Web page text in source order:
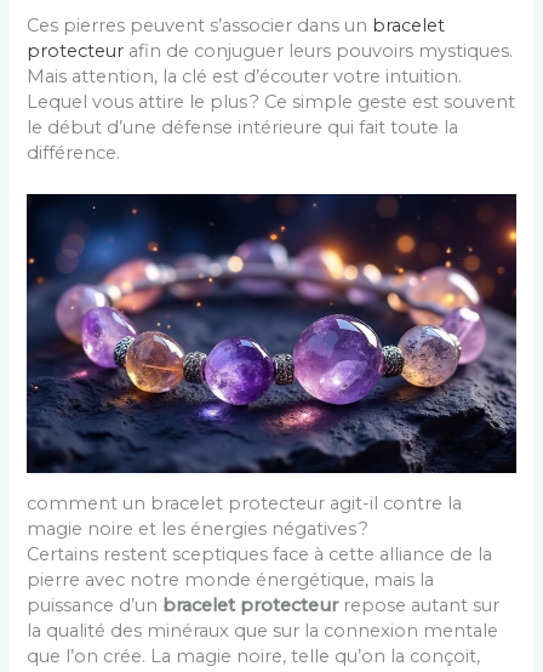
Ces pierres peuvent s’associer dans un bracelet
protecteur afin de conjuguer leurs pouvoirs mystiques.
Mais attention, la clé est d’écouter votre intuition.
Lequel vous attire le plus ? Ce simple geste est souvent
le début d’une défense intérieure qui fait toute la
différence.
comment un bracelet protecteur agit-il contre la
magie noire et les énergies négatives ?
Certains restent sceptiques face à cette alliance de la
pierre avec notre monde énergétique, mais la
puissance d’un bracelet protecteurrepose autant sur
la qualité des minéraux que sur la connexion mentale
que l’on crée. La magie noire, telle qu’on la conçoit,